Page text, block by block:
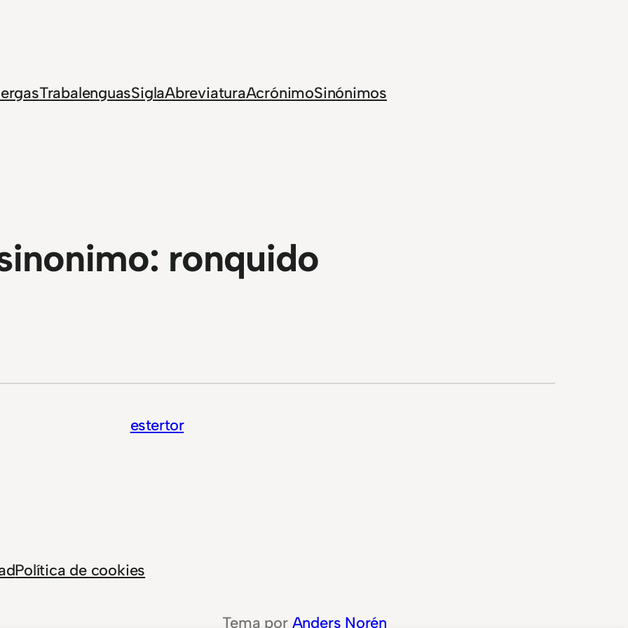
TrabalenguasSiglaAbreviaturaAcrónimoSinónimos
ronquido
estertor
Política de cookies
Tema por Anders Norén